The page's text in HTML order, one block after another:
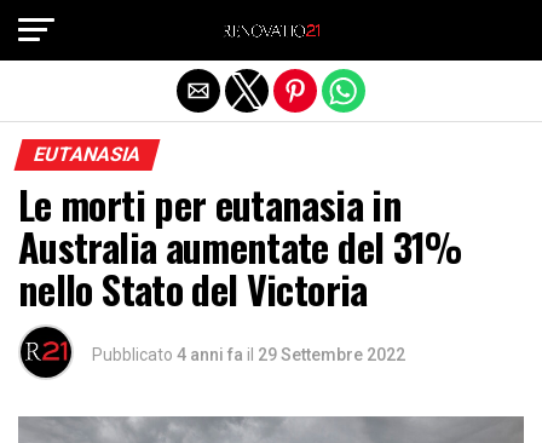
EUTANASIA
Le morti per eutanasia in
Australia aumentate del 31%
nello Stato del Victoria
Pubblicato 4 anni fa il 29 Settembre 2022
Exit mobile version